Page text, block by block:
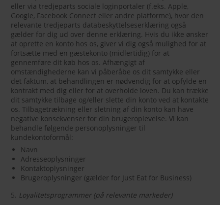
eller via tredjeparts sociale loginportaler (f.eks. Apple,
Google, Facebook Connect eller andre platforme), hvor den
relevante tredjeparts databeskyttelseserklæring også
gælder for dig ud over denne erklæring. Hvis du ikke ønsker
at oprette en konto hos os, giver vi dig også mulighed for at
fortsætte med en gæstekonto (midlertidig) for at
gennemføre dit køb hos os. Afhængigt af
omstændighederne kan vi påberåbe os dit samtykke eller
det faktum, at behandlingen er nødvendig for at opfylde en
kontrakt med dig eller for at overholde loven. Du kan trække
dit samtykke tilbage og/eller slette din konto ved at kontakte
os. Tilbagetrækning eller sletning af din konto kan have
negative konsekvenser for din brugeroplevelse. Vi kan
behandle følgende personoplysninger til
kundekontoformål:
Navn
Adresseoplysninger
Kontaktoplysninger
Brugeroplysninger (gælder for Just Eat for Business)
5. Loyalitetsprogrammer (på relevante markeder)